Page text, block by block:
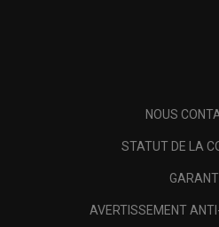
NOUS
STATUT DE LA
AVERTISSEMENT